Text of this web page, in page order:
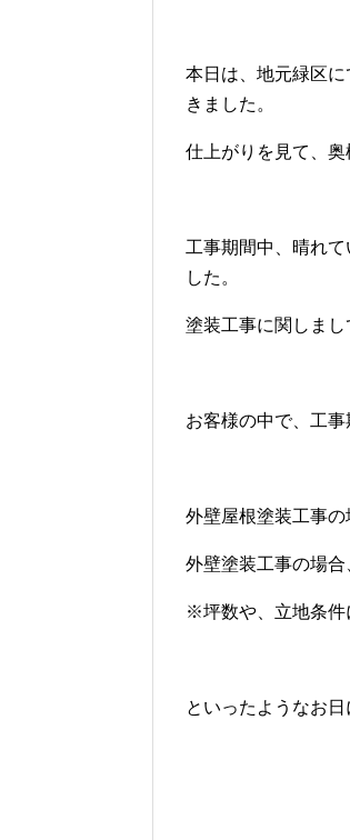
本日は、地元緑区
きました。
仕上がりを見て、奥
工事期間中、晴れ
した。
塗装工事に関しま
お客様の中で、工
外壁屋根塗装工事
外壁塗装工事の場
※坪数や、立地条件
といったようなお